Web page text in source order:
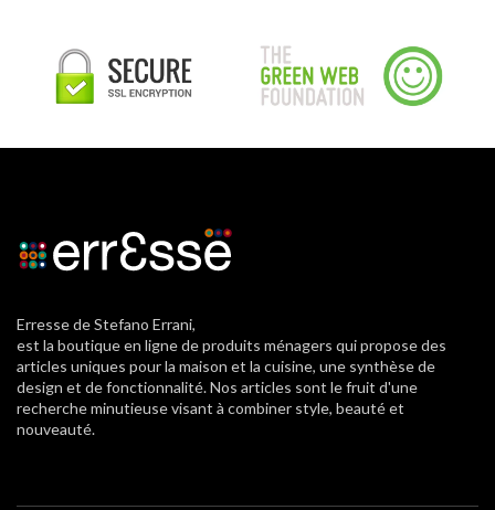
Erresse de Stefano Errani,
est la boutique en ligne de produits ménagers qui propose des
articles uniques pour la maison et la cuisine, une synthèse de
design et de fonctionnalité. Nos articles sont le fruit d'une
recherche minutieuse visant à combiner style, beauté et
nouveauté.